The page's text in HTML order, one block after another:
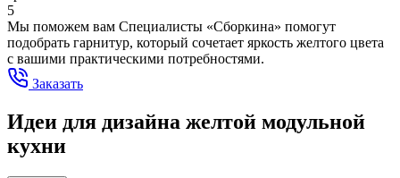
5
Мы поможем вам Специалисты «Сборкина» помогут
подобрать гарнитур, который сочетает яркость желтого цвета
с вашими практическими потребностями.
Заказать
Идеи для дизайна желтой модульной
кухни